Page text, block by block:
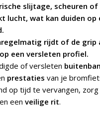
slijtage, scheuren of
lucht, wat kan duiden op
rijdt of de grip
een versleten profiel.
of versleten
prestaties van je
op tijd te vervangen,
en een veilige rit.